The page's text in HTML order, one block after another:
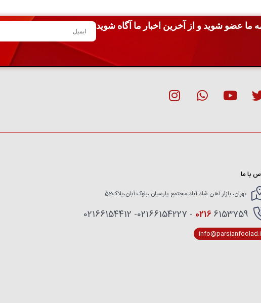
ما عضو شوید و از آخرین اخبار ما آگاه شوید
با ما
تهران، بازار آهن شاد آباد،مجتمع پارسیان ،بلوک آبان،پلاک52
02166153759 - 02166154227- 02166154412